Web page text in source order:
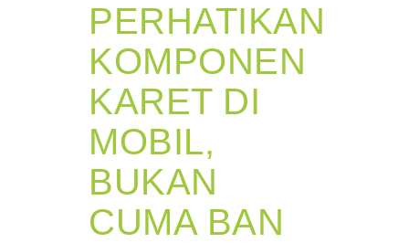
PERHATIKAN
KOMPONEN
KARET DI
MOBIL,
BUKAN
CUMA BAN